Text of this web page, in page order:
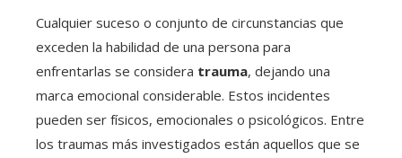
Cualquier suceso o conjunto de circunstancias que
exceden la habilidad de una persona para
enfrentarlas se considera trauma, dejando una
marca emocional considerable. Estos incidentes
pueden ser físicos, emocionales o psicológicos. Entre
los traumas más investigados están aquellos que se